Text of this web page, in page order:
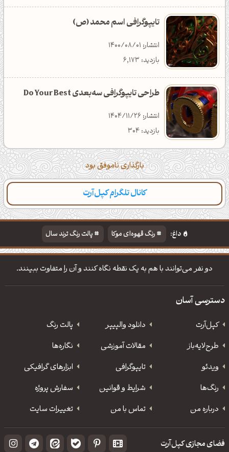
تایپوگرافی اسم محمد (ص)
انتشار: 1400/08/01
بازدید: 6,173
طراحی تایپوگرافی سه‌بعدی Do Your Best
انتشار: 1404/11/26
بازدید: 304
بارگذاری ناموفق بود
کانال تلگرام کپل‌آرت
دسته‌بندی مطالب تازه تایپوگرافی پالت‌ها
داغ: رنگ قهوه‌ای موکا
پالت رنگ ترند سال
دانلود والپیپر مذهبی
تایپوگرافی شعر مولانا
دو نفر می‌توانند با هم به یک نقطه نگاه کنند و آن را متفاوت ببینند.
دسترسی آسان
کپل‌آرت دانلود‌ والپیپر
پالت رنگ
طرح‌لایه‌باز
مقالات آموزشی
نگاره‌ها
ویدئو
‌تایپوگرافی
ابزارهای گرافیکی
رنگ‌ها
شرایط و قوانین
سفارش پروژه
درباره من
تماس با من تغییرات سایت
فضای مجازی کپل‌آرت